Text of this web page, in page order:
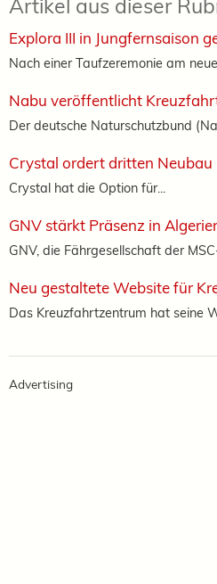
Artikel aus dieser
Explora III in Jungfernsaison
Nach einer Taufzeremonie am
Nabu veröffentlicht
Der deutsche Naturschutzbund
Crystal ordert dritten Neubau
Crystal hat die Option für...
GNV stärkt Präsenz in
GNV, die Fährgesellschaft der MSC-
Neu gestaltete Website für
Das Kreuzfahrtzentrum hat seine
Advertising